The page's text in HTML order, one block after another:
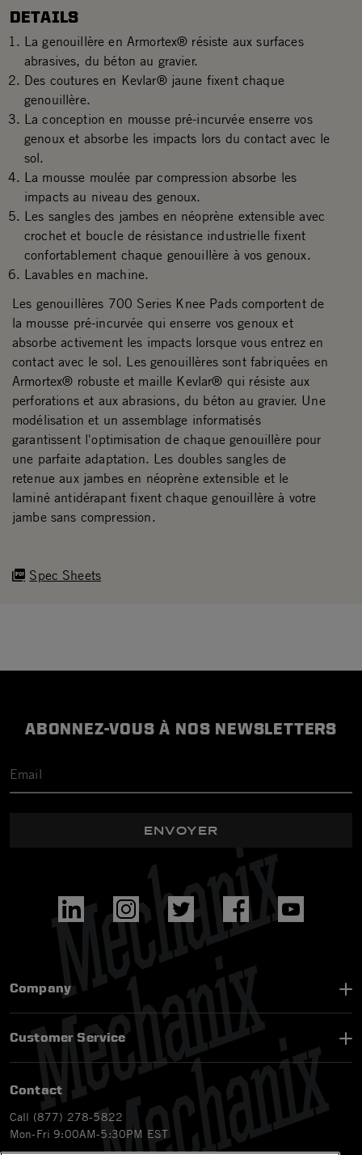
DETAILS
La genouillère en Armortex® résiste aux surfaces
abrasives, du béton au gravier.
Des coutures en Kevlar® jaune fixent chaque
genouillère.
La conception en mousse pré-incurvée enserre vos
genoux et absorbe les impacts lors du contact avec le
sol.
La mousse moulée par compression absorbe les
impacts au niveau des genoux.
Les sangles des jambes en néoprène extensible avec
crochet et boucle de résistance industrielle fixent
confortablement chaque genouillère à vos genoux.
Lavables en machine.
Spec Sheets
Les genouillères 700 Series Knee Pads comportent de
la mousse pré-incurvée qui enserre vos genoux et
absorbe activement les impacts lorsque vous entrez en
contact avec le sol. Les genouillères sont fabriquées en
Armortex® robuste et maille Kevlar® qui résiste aux
perforations et aux abrasions, du béton au gravier. Une
modélisation et un assemblage informatisés
garantissent l'optimisation de chaque genouillère pour
une parfaite adaptation. Les doubles sangles de
retenue aux jambes en néoprène extensible et le
laminé antidérapant fixent chaque genouillère à votre
jambe sans compression.
ABONNEZ-VOUS À NOS NEWSLETTERS
ENVOYER
Company
Customer Service
Contact
Call (877) 278-5822
Mon-Fri 9:00AM-5:30PM EST